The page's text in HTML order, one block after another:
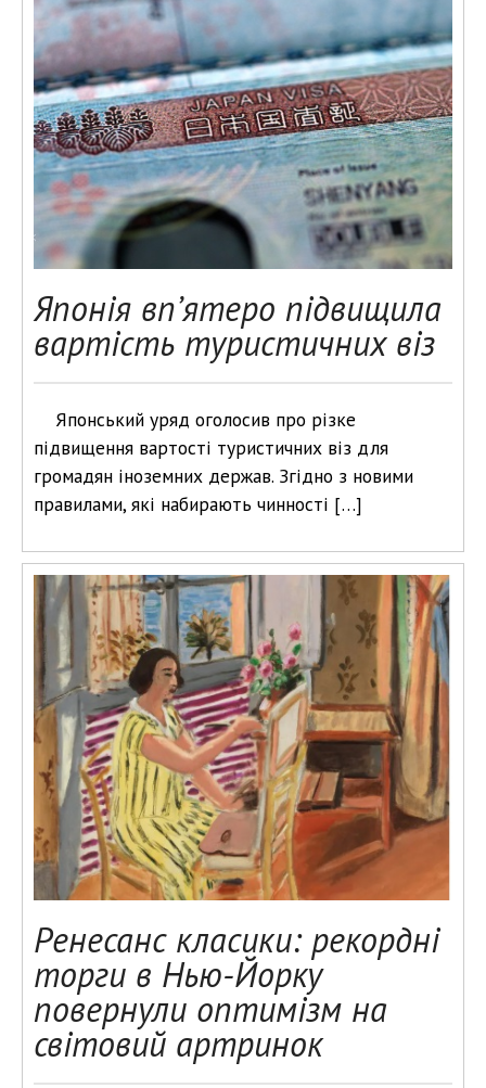
Японія вп’ятеро підвищила
вартість туристичних віз
Японський уряд оголосив про різке
підвищення вартості туристичних віз для
громадян іноземних держав. Згідно з новими
правилами, які набирають чинності […]
Ренесанс класики: рекордні
торги в Нью-Йорку
повернули оптимізм на
світовий артринок